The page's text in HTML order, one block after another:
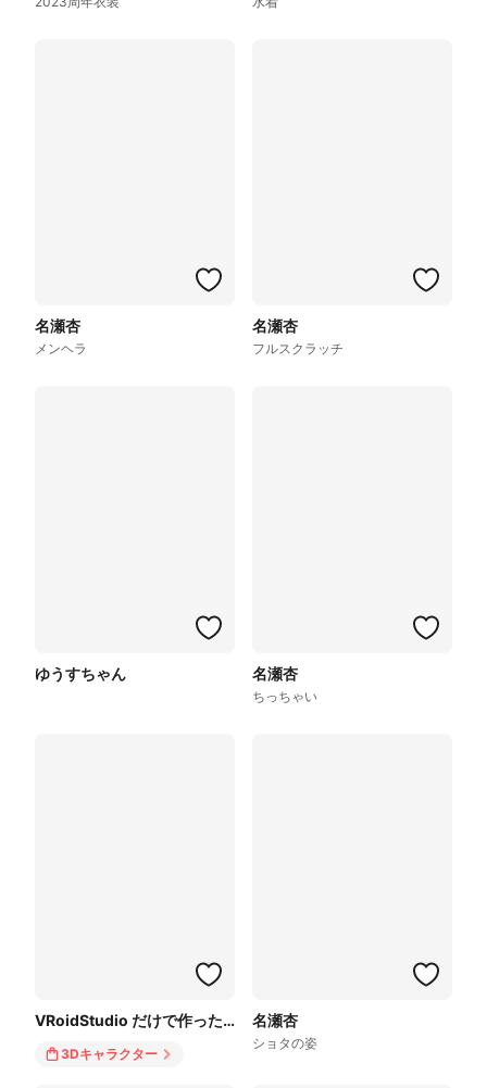
名瀬杏
メンヘラ
名瀬杏
フルスクラッチ
ゆうすちゃん 名瀬杏
ちっちゃい
VRoidStudio だけで作ったミニキャラ
3Dキャラクター
名瀬杏
ショタの姿